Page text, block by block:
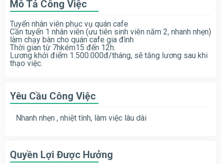
Mô Tả Công Việc
Tuyển nhân viên phục vụ quán cafe
Cần tuyển 1 nhân viên (ưu tiên sinh viên năm 2, nhanh nhẹn)
làm chạy bàn cho quán cafe gia đình
Thời gian từ 7hkém15 đến 12h.
Lương khởi điểm 1.500.000đ/tháng, sẽ tăng lương sau khi
thạo việc.
Yêu Cầu Công Việc
Nhanh nhẹn , nhiệt tình, làm việc lâu dài
Quyền Lợi Được Hưởng